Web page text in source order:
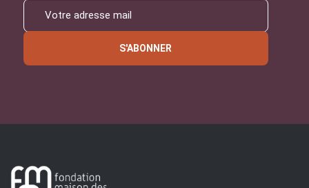
S'ABONNER